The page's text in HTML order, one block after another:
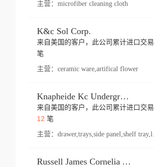
主营： microfiber cleaning cloth
K&c Sol Corp.
来自美国的客户，此公司累计进口交易
笔
主营： ceramic ware,artifical flower
Knapheide Kc Underground
来自美国的客户，此公司累计进口交易
12 笔
主营：
Russell James Cornelia Arlington Va